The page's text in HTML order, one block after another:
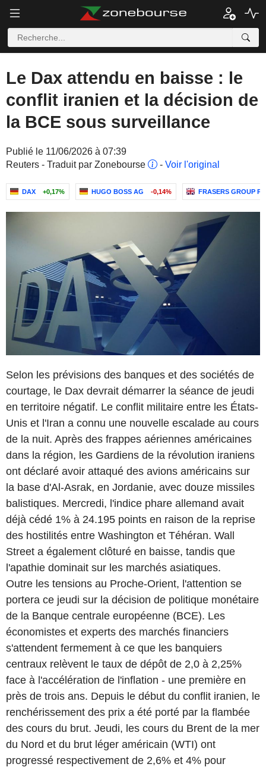
Le Dax attendu en baisse : le
conflit iranien et la décision de
la BCE sous surveillance
Publié le 11/06/2026 à 07:39
Reuters - Traduit par Zonebourse
- Voir l'original
DAX +0,17% HUGO BOSS AG -0,14% FRASERS GROUP
Selon les prévisions des banques et des sociétés de
courtage, le Dax devrait démarrer la séance de jeudi
en territoire négatif. Le conflit militaire entre les États-
Unis et l'Iran a connu une nouvelle escalade au cours
de la nuit. Après des frappes aériennes américaines
dans la région, les Gardiens de la révolution iraniens
ont déclaré avoir attaqué des avions américains sur
la base d'Al-Asrak, en Jordanie, avec douze missiles
balistiques. Mercredi, l'indice phare allemand avait
déjà cédé 1% à 24.195 points en raison de la reprise
des hostilités entre Washington et Téhéran. Wall
Street a également clôturé en baisse, tandis que
l'apathie dominait sur les marchés asiatiques.
Outre les tensions au Proche-Orient, l'attention se
portera ce jeudi sur la décision de politique monétaire
de la Banque centrale européenne (BCE). Les
économistes et experts des marchés financiers
s'attendent fermement à ce que les banquiers
centraux relèvent le taux de dépôt de 2,0 à 2,25%
face à l'accélération de l'inflation - une première en
près de trois ans. Depuis le début du conflit iranien, le
renchérissement des prix a été porté par la flambée
des cours du brut. Jeudi, les cours du Brent de la mer
du Nord et du brut léger américain (WTI) ont
progressé respectivement de 2,6% et 4% pour